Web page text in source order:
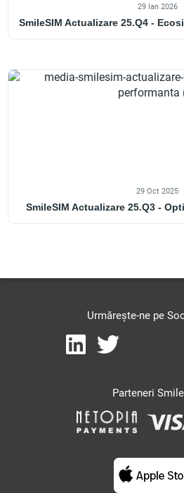
29 Ian 2026
SmileSIM Actualizare 25.Q4 -
29 Oct 2025
SmileSIM Actualizare 25.Q3 -
Urmărește-ne pe
Parteneri